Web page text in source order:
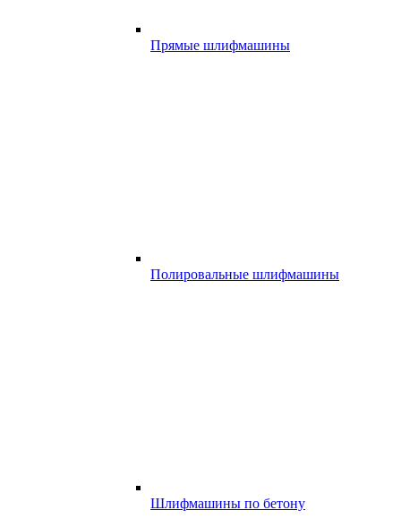
Прямые шлифмашины
Полировальные шлифмашины
Шлифмашины по бетону